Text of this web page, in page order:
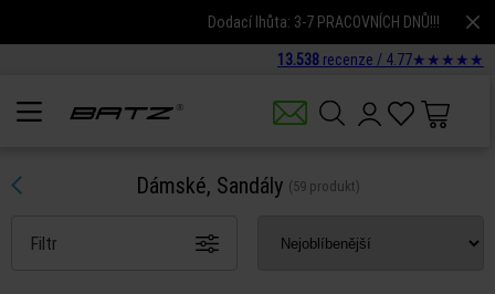
Dodací lhůta: 3-7 PRACOVNÍCH DNŮ!!!
13.538 recenze / 4.77★ ★ ★ ★ ★
Dámské, Sandály (59 produkt)
Filtr